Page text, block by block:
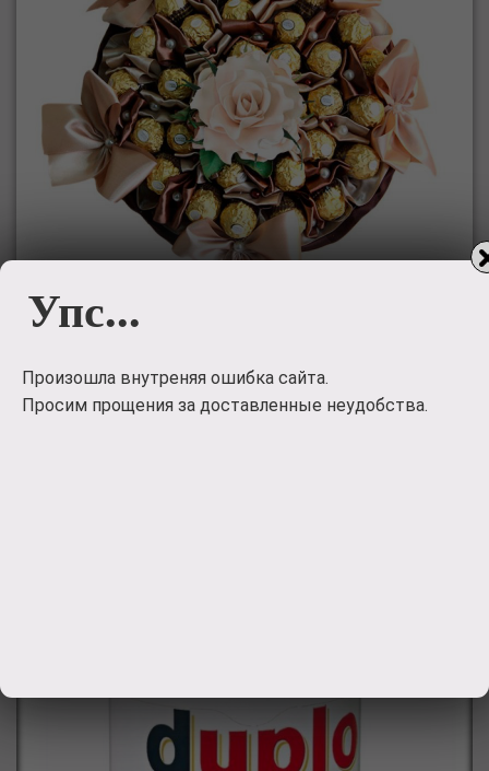
Букет из
конфет
Упс...
Произошла внутреняя ошибка сайта.
Просим прощения за доставленные неудобства.